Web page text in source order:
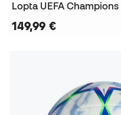
149,99 €